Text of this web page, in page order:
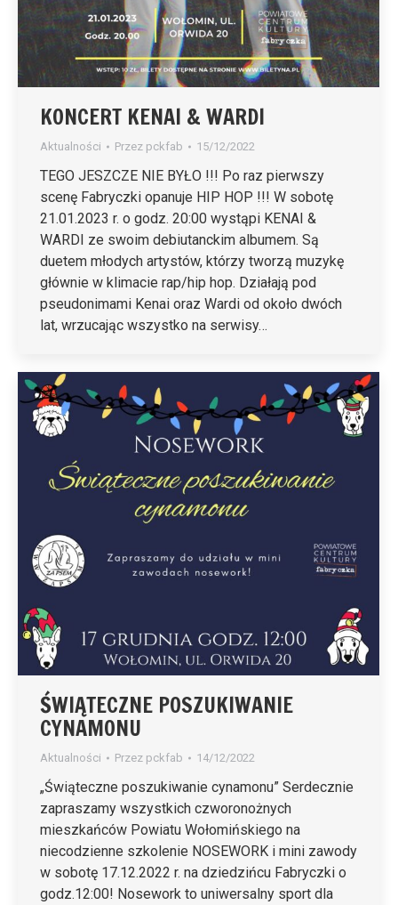
KONCERT KENAI & WARDI
Aktualności Przez pckfab 15/12/2022
TEGO JESZCZE NIE BYŁO !!! Po raz pierwszy
scenę Fabryczki opanuje HIP HOP !!! W sobotę
21.01.2023 r. o godz. 20:00 wystąpi KENAI &
WARDI ze swoim debiutanckim albumem. Są
duetem młodych artystów, którzy tworzą muzykę
głównie w klimacie rap/hip hop. Działają pod
pseudonimami Kenai oraz Wardi od około dwóch
lat, wrzucając wszystko na serwisy…
ŚWIĄTECZNE POSZUKIWANIE
CYNAMONU
Aktualności Przez pckfab 14/12/2022
„Świąteczne poszukiwanie cynamonu” Serdecznie
zapraszamy wszystkich czworonożnych
mieszkańców Powiatu Wołomińskiego na
niecodzienne szkolenie NOSEWORK i mini zawody
w sobotę 17.12.2022 r. na dziedzińcu Fabryczki o
godz.12:00! Nosework to uniwersalny sport dla